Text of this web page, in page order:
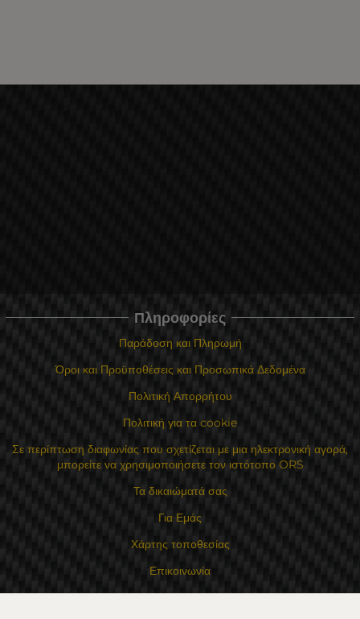
Πληροφορίες
Παράδοση και Πληρωμή
Όροι και Προϋποθέσεις και Προσωπικά Δεδομένα
Πολιτική Απορρήτου
Πολιτική για τα cookie
Σε περίπτωση διαφωνίας που σχετίζεται με μια ηλεκτρονική αγορά,
μπορείτε να χρησιμοποιήσετε τον ιστότοπο ORS
Τα δικαιώματά σας
Για Εμάς
Χάρτης τοποθεσίας
Επικοινωνία